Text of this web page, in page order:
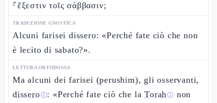
⸀ἔξεστιν τοῖς σάββασιν;
TRADUZIONE GNOSTICA
Alcuni farisei dissero: «Perché fate ciò che non
è lecito di sabato?».
LETTURA ORTODOSSA
Ma alcuni dei farisei (perushim), gli osservanti,
disseroⓘ: «Perché fate ciò che laTorahⓘ non